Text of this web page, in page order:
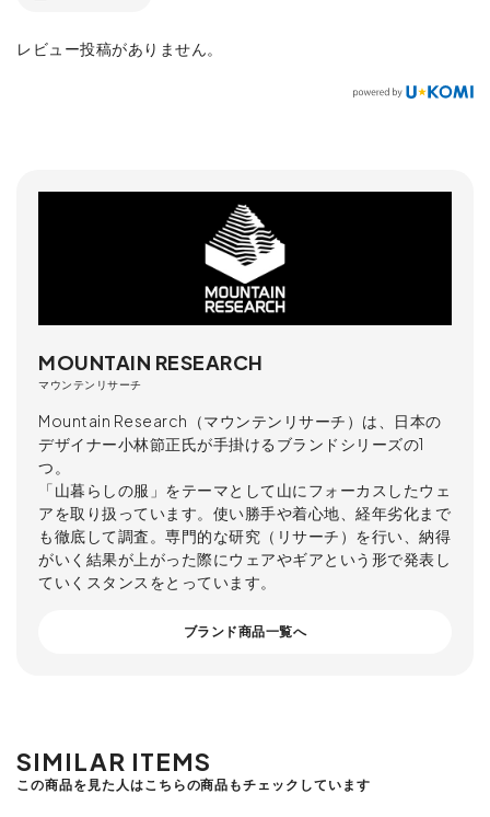
レビュー投稿がありません。
MOUNTAIN RESEARCH
マウンテンリサーチ
Mountain Research（マウンテンリサーチ）は、日本の
デザイナー小林節正氏が手掛けるブランドシリーズの1
つ。
「山暮らしの服」をテーマとして山にフォーカスしたウェ
アを取り扱っています。使い勝手や着心地、経年劣化まで
も徹底して調査。専門的な研究（リサーチ）を行い、納得
がいく結果が上がった際にウェアやギアという形で発表し
ていくスタンスをとっています。
ブランド商品一覧へ
SIMILAR ITEMS
この商品を見た人はこちらの商品もチェックしています